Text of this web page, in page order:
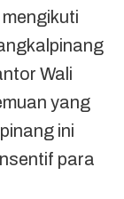
Wali
yang
ini
para